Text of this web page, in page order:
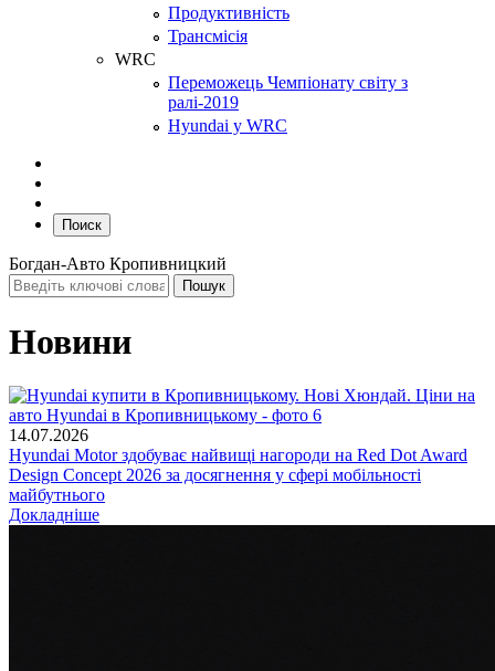
Продуктивність
Трансмісія
WRC
Переможець Чемпіонату світу з
ралі-2019
Hyundai у WRC
Поиск
Богдан-Авто Кропивницкий
Новини
14.07.2026
Hyundai Motor здобуває найвищі нагороди на Red Dot Award
Design Concept 2026 за досягнення у сфері мобільності
майбутнього
Докладніше